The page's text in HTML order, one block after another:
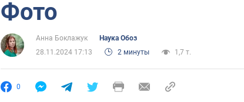
Фото
Анна Боклажук
Наука Обоз
28.11.2024 17:13
2 минуты 1,7 т.
0